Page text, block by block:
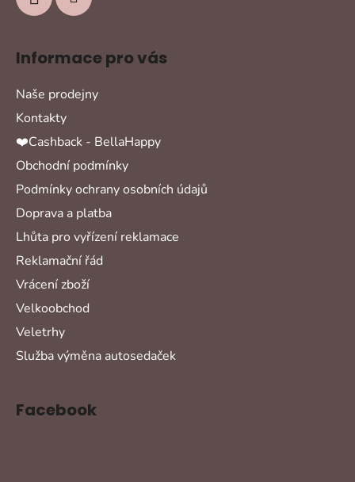
Informace pro vás
Naše prodejny
Kontakty
❤️Cashback - BellaHappy
Obchodní podmínky
Podmínky ochrany osobních údajů
Doprava a platba
Lhůta pro vyřízení reklamace
Reklamační řád
Vrácení zboží
Velkoobchod
Veletrhy
Služba výměna autosedaček
Facebook